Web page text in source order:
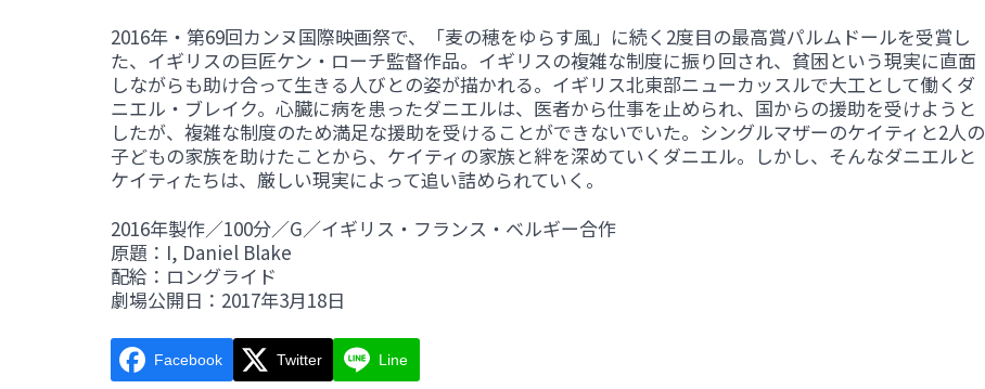
2016年・第69回カンヌ国際映画祭で、「麦の穂をゆらす風」に続く2度目の最高賞パルムドールを受賞し
た、イギリスの巨匠ケン・ローチ監督作品。イギリスの複雑な制度に振り回され、貧困という現実に直面
しながらも助け合って生きる人びとの姿が描かれる。イギリス北東部ニューカッスルで大工として働くダ
ニエル・ブレイク。心臓に病を患ったダニエルは、医者から仕事を止められ、国からの援助を受けようと
したが、複雑な制度のため満足な援助を受けることができないでいた。シングルマザーのケイティと2人の
子どもの家族を助けたことから、ケイティの家族と絆を深めていくダニエル。しかし、そんなダニエルと
ケイティたちは、厳しい現実によって追い詰められていく。
2016年製作／100分／G／イギリス・フランス・ベルギー合作
原題：I, Daniel Blake
配給：ロングライド
劇場公開日：2017年3月18日
Facebook Twitter Line